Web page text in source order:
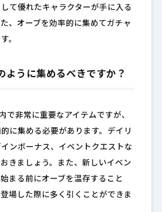
て優れたキャラクターが手に入る
、オーブを効率的に集めてガチャ
。
ように集めるべきですか？
で非常に重要なアイテムですが、
に集める必要があります。デイリ
ンボーナス、イベントクエストな
きましょう。また、新しいイベン
まる前にオーブを温存すること
場した際に多く引くことができま